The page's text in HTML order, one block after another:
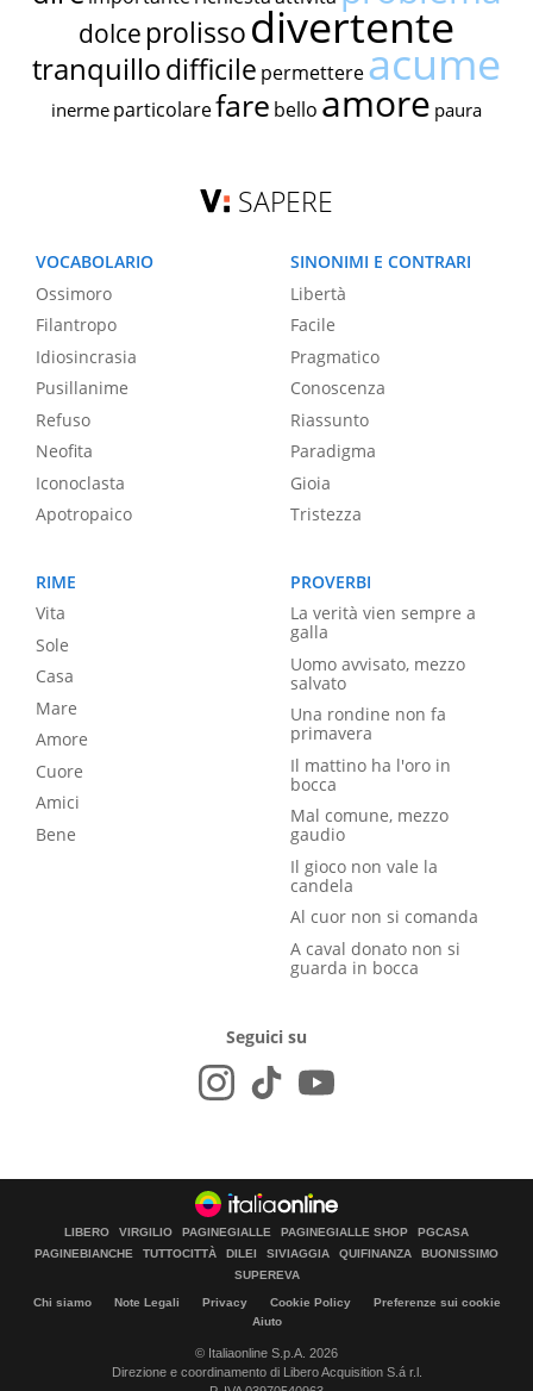
dolce prolissodivertente
tranquillodifficile permettereacume
inerme particolarefare bello amore paura
SAPERE
VOCABOLARIO
Ossimoro
Filantropo
Idiosincrasia
Pusillanime
Refuso
Neofita
Iconoclasta
Apotropaico
SINONIMI E CONTRARI
Libertà
Facile
Pragmatico
Conoscenza
Riassunto
Paradigma
Gioia
Tristezza
RIME
Vita
Sole
Casa
Mare
Amore
Cuore
Amici
Bene
PROVERBI
La verità vien sempre a
galla
Uomo avvisato, mezzo
salvato
Una rondine non fa
primavera
Il mattino ha l'oro in
bocca
Mal comune, mezzo
gaudio
Il gioco non vale la
candela
Al cuor non si comanda
A caval donato non si
guarda in bocca
Seguici su
LIBERO VIRGILIO PAGINEGIALLE PAGINEGIALLE SHOP
PGCASA
PAGINEBIANCHE
TUTTOCITTÀ DILEI SIVIAGGIA QUIFINANZA
BUONISSIMO
SUPEREVA
Chi siamo Note Legali Privacy Cookie Policy
Preferenze sui cookie
Aiuto
© Italiaonline S.p.A. 2026
Direzione e coordinamento di Libero Acquisition S.á r.l.